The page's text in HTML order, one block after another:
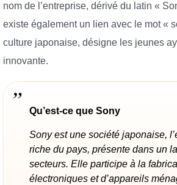
nom de l’entreprise, dérivé du latin «
existe également un lien avec le mot «
culture japonaise, désigne les jeunes
innovante.
Qu’est-ce que Sony
Sony est une société japonaise,
riche du pays, présente dans un
secteurs. Elle participe à la
électroniques et d’appareils